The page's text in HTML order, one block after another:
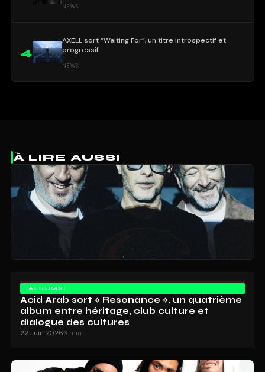
NEWS
4
AXELL sort “Waiting For”, un titre introspectif et
progressif
NEWS
À LIRE AUSSI
ALBUMS
Acid Arab sort « Resonance », un quatrième
album entre héritage, club culture et
dialogue des cultures
22 Juin 20263 min